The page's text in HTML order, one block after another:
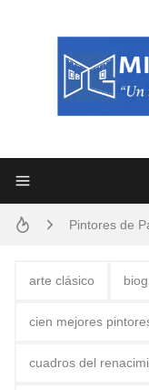
Pintores de
arte clásico
cien mejores
cuadros del